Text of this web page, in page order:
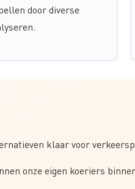
door diverse
klaar voor
onze eigen koeriers